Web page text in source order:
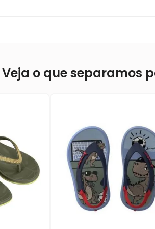
Veja o que separamos